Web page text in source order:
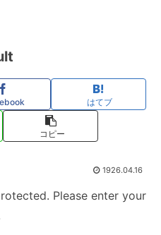
はてブ
コピー
1926.04.16
Please enter your